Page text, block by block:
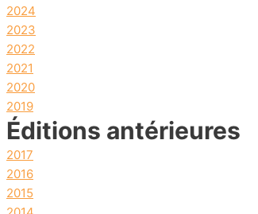
2024
2023
2022
2021
2020
2019
Éditions antérieures
2017
2016
2015